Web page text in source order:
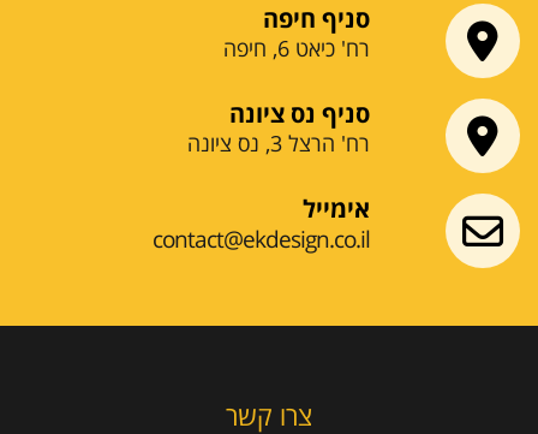
סניף חיפה
רח' כיאט 6, חיפה
סניף נס ציונה
רח' הרצל 3, נס ציונה
אימייל
contact@ekdesign.co.il
צרו קשר